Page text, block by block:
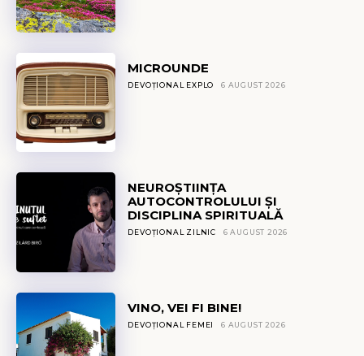
MICROUNDE
DEVOȚIONAL EXPLO 6 AUGUST 2026
NEUROȘTIINȚA
AUTOCONTROLULUI ȘI
DISCIPLINA SPIRITUALĂ
DEVOȚIONAL ZILNIC 6 AUGUST 2026
VINO, VEI FI BINE!
DEVOȚIONAL FEMEI 6 AUGUST 2026